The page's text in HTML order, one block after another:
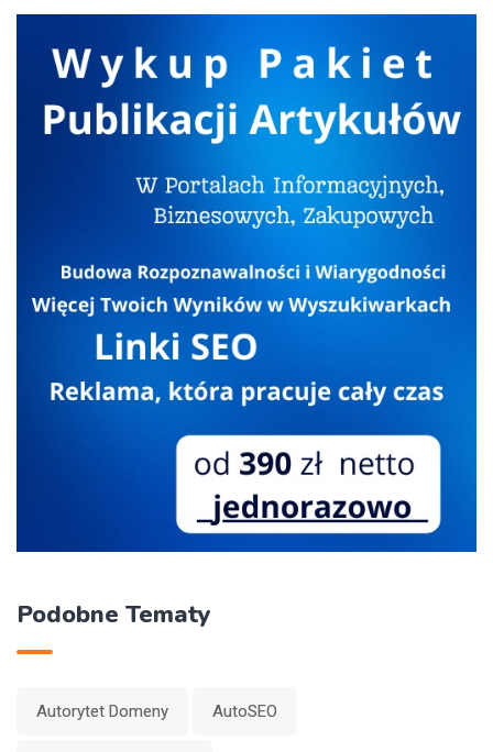
Podobne Tematy
Autorytet Domeny AutoSEO